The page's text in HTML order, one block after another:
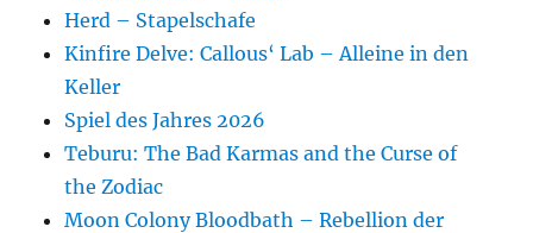
Herd – Stapelschafe
Kinfire Delve: Callous‘ Lab – Alleine in den
Keller
Spiel des Jahres 2026
Teburu: The Bad Karmas and the Curse of
the Zodiac
Moon Colony Bloodbath – Rebellion der